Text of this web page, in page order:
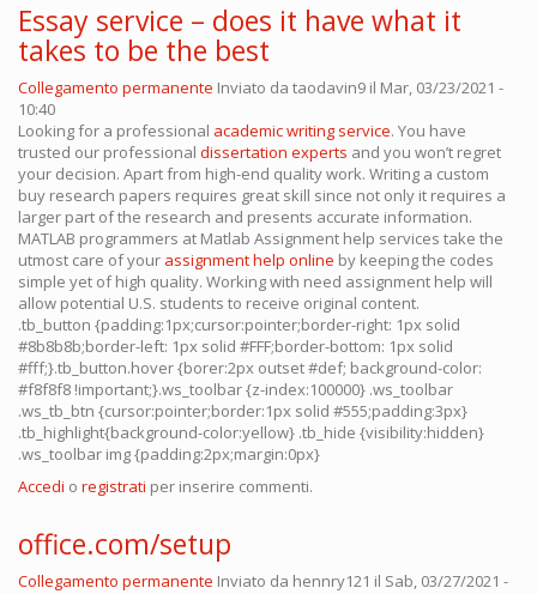
Essay service – does it have what it
takes to be the best
Collegamento permanente Inviato da taodavin9 il Mar, 03/23/2021 -
10:40
Looking for a professional academic writing service. You have
trusted our professional dissertation experts and you won’t regret
your decision. Apart from high-end quality work. Writing a custom
buy research papers requires great skill since not only it requires a
larger part of the research and presents accurate information.
MATLAB programmers at Matlab Assignment help services take the
utmost care of your assignment help online by keeping the codes
simple yet of high quality. Working with need assignment help will
allow potential U.S. students to receive original content.
.tb_button {padding:1px;cursor:pointer;border-right: 1px solid
#8b8b8b;border-left: 1px solid #FFF;border-bottom: 1px solid
#fff;}.tb_button.hover {borer:2px outset #def; background-color:
#f8f8f8 !important;}.ws_toolbar {z-index:100000} .ws_toolbar
.ws_tb_btn {cursor:pointer;border:1px solid #555;padding:3px}
.tb_highlight{background-color:yellow} .tb_hide {visibility:hidden}
.ws_toolbar img {padding:2px;margin:0px}
Accedi o registrati per inserire commenti.
office.com/setup
Collegamento permanente Inviato da hennry121 il Sab, 03/27/2021 -